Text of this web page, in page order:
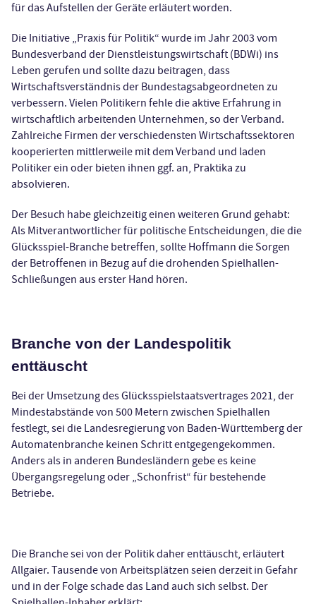
für das Aufstellen der Geräte erläutert worden.
Die Initiative „Praxis für Politik“ wurde im Jahr 2003 vom
Bundesverband der Dienstleistungswirtschaft (BDWi) ins
Leben gerufen und sollte dazu beitragen, dass
Wirtschaftsverständnis der Bundestagsabgeordneten zu
verbessern. Vielen Politikern fehle die aktive Erfahrung in
wirtschaftlich arbeitenden Unternehmen, so der Verband.
Zahlreiche Firmen der verschiedensten Wirtschaftssektoren
kooperierten mittlerweile mit dem Verband und laden
Politiker ein oder bieten ihnen ggf. an, Praktika zu
absolvieren.
Der Besuch habe gleichzeitig einen weiteren Grund gehabt:
Als Mitverantwortlicher für politische Entscheidungen, die die
Glücksspiel-Branche betreffen, sollte Hoffmann die Sorgen
der Betroffenen in Bezug auf die drohenden Spielhallen-
Schließungen aus erster Hand hören.
Branche von der Landespolitik
enttäuscht
Bei der Umsetzung des Glücksspielstaatsvertrages 2021, der
Mindestabstände von 500 Metern zwischen Spielhallen
festlegt, sei die Landesregierung von Baden-Württemberg der
Automatenbranche keinen Schritt entgegengekommen.
Anders als in anderen Bundesländern gebe es keine
Übergangsregelung oder „Schonfrist“ für bestehende
Betriebe.
Die Branche sei von der Politik daher enttäuscht, erläutert
Allgaier. Tausende von Arbeitsplätzen seien derzeit in Gefahr
und in der Folge schade das Land auch sich selbst. Der